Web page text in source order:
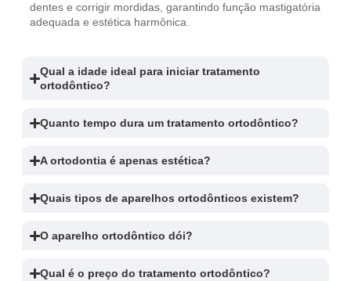
dentes e corrigir mordidas, garantindo função mastigatória
adequada e estética harmônica.
Qual a idade ideal para iniciar tratamento
ortodôntico?
Quanto tempo dura um tratamento ortodôntico?
A ortodontia é apenas estética?
Quais tipos de aparelhos ortodônticos existem?
O aparelho ortodôntico dói?
Qual é o preço do tratamento ortodôntico?